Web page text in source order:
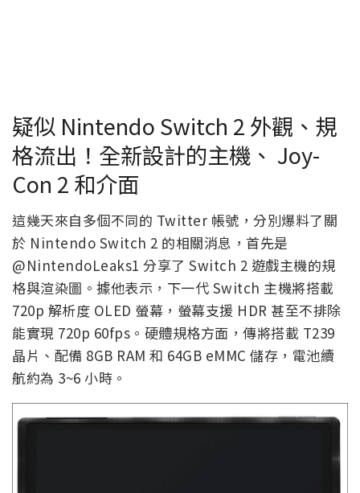
疑似 Nintendo Switch 2 外觀、規
格流出！全新設計的主機、 Joy-
Con 2 和介面
這幾天來自多個不同的 Twitter 帳號，分別爆料了關
於 Nintendo Switch 2 的相關消息，首先是
@NintendoLeaks1 分享了 Switch 2 遊戲主機的規
格與渲染圖。據他表示，下一代 Switch 主機將搭載
720p 解析度 OLED 螢幕，螢幕支援 HDR 甚至不排除
能實現 720p 60fps。硬體規格方面，傳將搭載 T239
晶片、配備 8GB RAM 和 64GB eMMC 儲存，電池續
航約為 3~6 小時。